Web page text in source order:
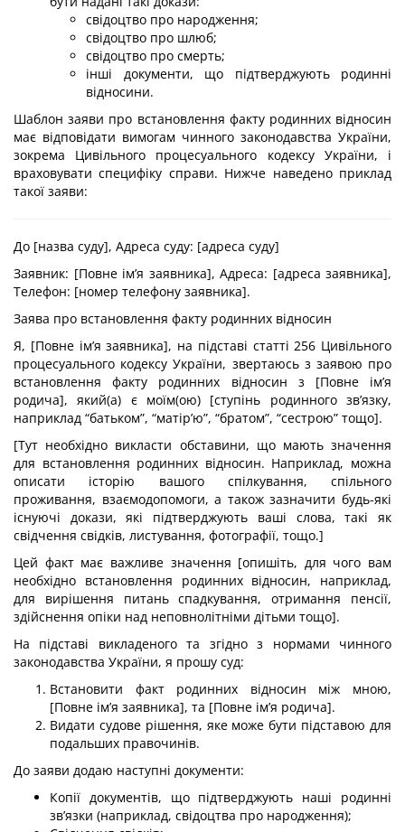
свідоцтво про народження;
свідоцтво про шлюб;
свідоцтво про смерть;
інші документи, що підтверджують родинні
відносини.
Шаблон заяви про встановлення факту родинних відносин
має відповідати вимогам чинного законодавства України,
зокрема Цивільного процесуального кодексу України, і
враховувати специфіку справи. Нижче наведено приклад
такої заяви:
До [назва суду], Адреса суду: [адреса суду]
Заявник: [Повне ім’я заявника], Адреса: [адреса заявника],
Телефон: [номер телефону заявника].
Заява про встановлення факту родинних відносин
Я, [Повне ім’я заявника], на підставі статті 256 Цивільного
процесуального кодексу України, звертаюсь з заявою про
встановлення факту родинних відносин з [Повне ім’я
родича], який(а) є моїм(ою) [ступінь родинного зв’язку,
наприклад “батьком”, “матір’ю”, “братом”, “сестрою” тощо].
[Тут необхідно викласти обставини, що мають значення
для встановлення родинних відносин. Наприклад, можна
описати історію вашого спілкування, спільного
проживання, взаємодопомоги, а також зазначити будь-які
існуючі докази, які підтверджують ваші слова, такі як
свідчення свідків, листування, фотографії, тощо.]
Цей факт має важливе значення [опишіть, для чого вам
необхідно встановлення родинних відносин, наприклад,
для вирішення питань спадкування, отримання пенсії,
здійснення опіки над неповнолітніми дітьми тощо].
На підставі викладеного та згідно з нормами чинного
законодавства України, я прошу суд:
Встановити факт родинних відносин між мною,
[Повне ім’я заявника], та [Повне ім’я родича].
Видати судове рішення, яке може бути підставою для
подальших правочинів.
До заяви додаю наступні документи:
Копії документів, що підтверджують наші родинні
зв’язки (наприклад, свідоцтва про народження);